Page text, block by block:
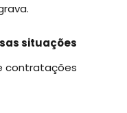
situações
contratações